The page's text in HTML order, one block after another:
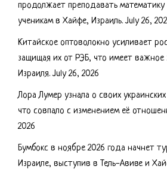
продолжает преподавать
ученикам в Хайфе, Израиль. July 26,
Китайское оптоволокно усиливает
защищая их от РЭБ, что имеет важное
Израиля. July 26, 2026
Лора Лумер узнала о своих
что совпало с изменением её
2026
Бумбокс в ноябре 2026 года начнет
Израиле, выступив в Тель-Авиве и